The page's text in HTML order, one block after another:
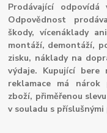
Prodávající
Odpovědnost
škody, vícenáklady
montáží, demontáží,
zisku, náklady na
výdaje. Kupující bere
reklamace má nárok
zboží, přiměřenou
v souladu s